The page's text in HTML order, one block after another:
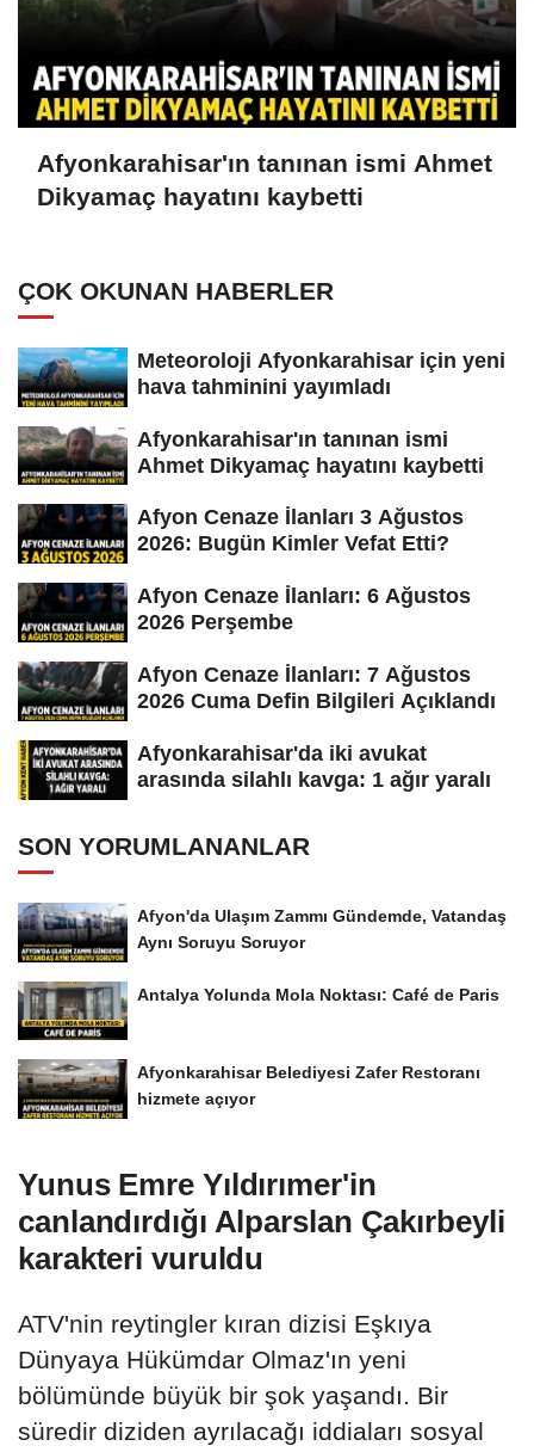
Afyonkarahisar'ın tanınan ismi Ahmet
Dikyamaç hayatını kaybetti
ÇOK OKUNAN HABERLER
Meteoroloji Afyonkarahisar için yeni
hava tahminini yayımladı
Afyonkarahisar'ın tanınan ismi
Ahmet Dikyamaç hayatını kaybetti
Afyon Cenaze İlanları 3 Ağustos
2026: Bugün Kimler Vefat Etti?
Afyon Cenaze İlanları: 6 Ağustos
2026 Perşembe
Afyon Cenaze İlanları: 7 Ağustos
2026 Cuma Defin Bilgileri Açıklandı
Afyonkarahisar'da iki avukat
arasında silahlı kavga: 1 ağır yaralı
SON YORUMLANANLAR
Afyon'da Ulaşım Zammı Gündemde, Vatandaş
Aynı Soruyu Soruyor
Antalya Yolunda Mola Noktası: Café de Paris
Afyonkarahisar Belediyesi Zafer Restoranı
hizmete açıyor
Yunus Emre Yıldırımer'in
canlandırdığı Alparslan Çakırbeyli
karakteri vuruldu
ATV'nin reytingler kıran dizisi Eşkıya
Dünyaya Hükümdar Olmaz'ın yeni
bölümünde büyük bir şok yaşandı. Bir
süredir diziden ayrılacağı iddiaları sosyal